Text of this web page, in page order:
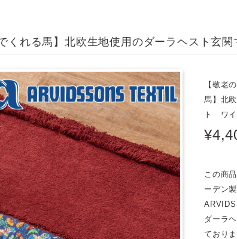
くれる馬】北欧生地使用のダーラヘスト玄
【敬老
馬】北
ト ワイ
この商
ーデン
ダーラ
ておりま